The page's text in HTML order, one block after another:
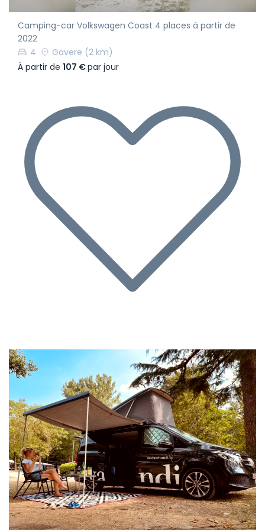
Camping-car Volkswagen Coast 4 places à partir de
2022
4
Gavere (2 km)
À partir de 107 €par jour